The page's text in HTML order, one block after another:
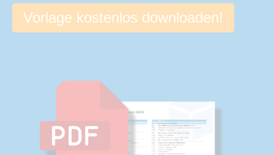
Vorlage kostenlos downloaden!